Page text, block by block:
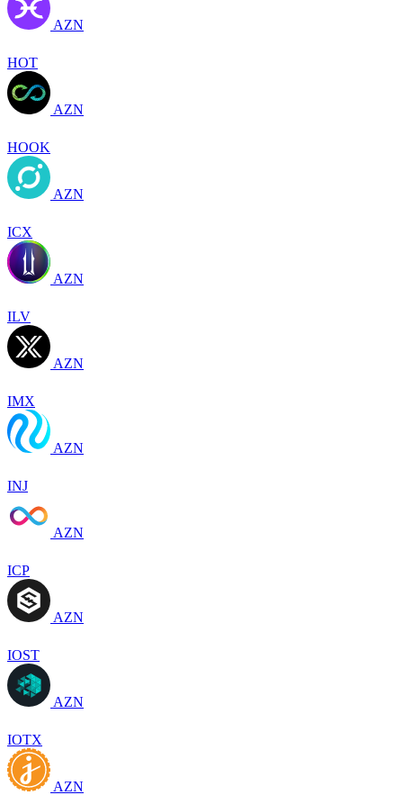
AZN
HOT
AZN
HOOK
AZN
ICX
AZN
ILV
AZN
IMX
AZN
INJ
AZN
ICP
AZN
IOST
AZN
IOTX
AZN